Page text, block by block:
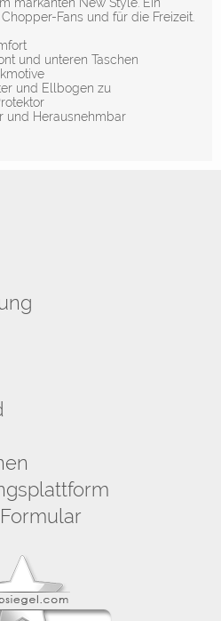
markanten New Style. Ein
Fans und für die Freizeit.
und unteren Taschen
und Ellbogen zu
und Herausnehmbar